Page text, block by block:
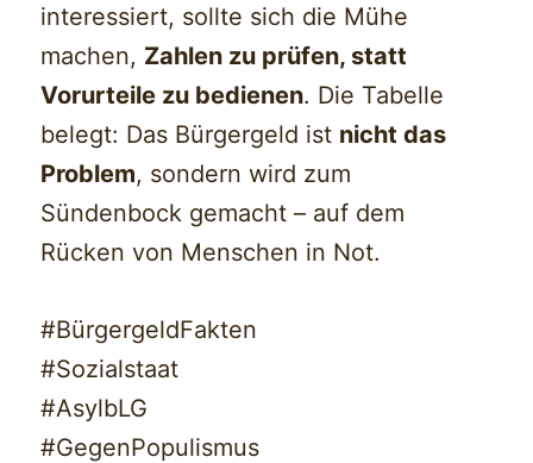
interessiert, sollte sich die Mühe
machen, Zahlen zu prüfen, statt
Vorurteile zu bedienen. Die Tabelle
belegt: Das Bürgergeld ist nicht das
Problem, sondern wird zum
Sündenbock gemacht – auf dem
Rücken von Menschen in Not.
#BürgergeldFakten
#Sozialstaat
#AsylbLG
#GegenPopulismus